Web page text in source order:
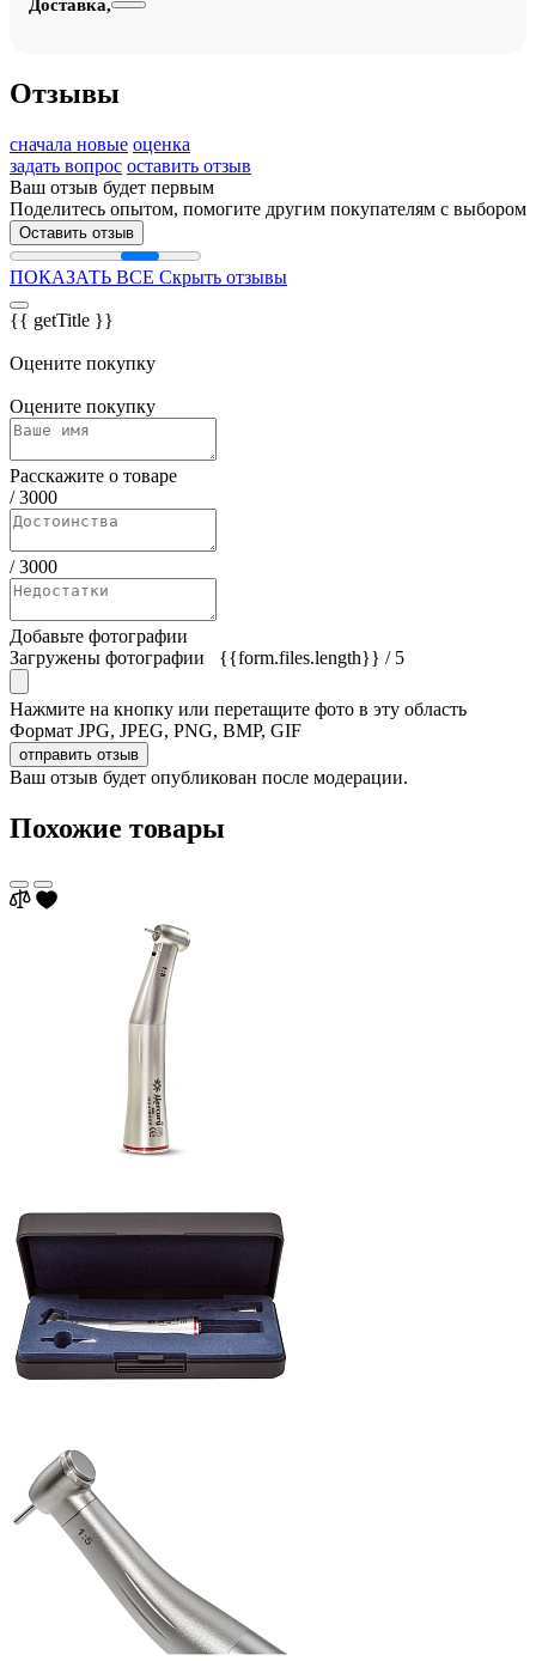
Доставка,
Отзывы
сначала новые оценка
задать вопрос оставить отзыв
Ваш отзыв будет первым
Поделитесь опытом, помогите другим покупателям с выбором
Оставить отзыв
ПОКАЗАТЬ ВСЕ Скрыть отзывы
{{ getTitle }}
Оцените покупку
Оцените покупку
Расскажите о товаре
/3000
/3000
Добавьте фотографии
Загружены фотографии
{{form.files.length}} / 5
Нажмите на кнопку или перетащите фото в эту область
Формат JPG, JPEG, PNG, BMP, GIF
отправить отзыв
Ваш отзыв будет опубликован после модерации.
Похожие товары